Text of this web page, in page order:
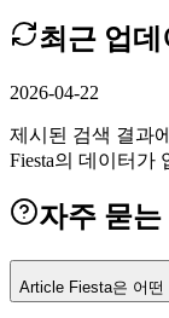
최근 업데
2026-04-22
제시된 검색 결과
Fiesta의 데이터가
자주 묻는
Article Fiesta은 어